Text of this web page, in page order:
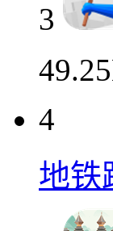
3
4
地铁